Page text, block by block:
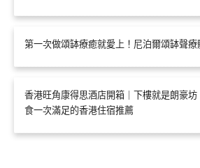
第一次做頌缽療癒就愛上！尼泊爾頌缽聲
香港旺角康得思酒店開箱｜下樓就是朗豪
食一次滿足的香港住宿推薦